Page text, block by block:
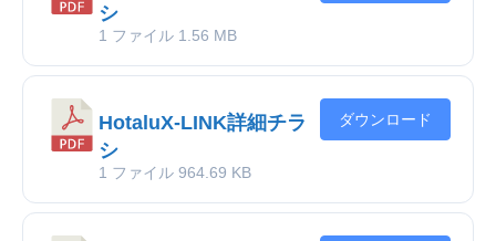
シ
1 ファイル 1.56 MB
HotaluX-LINK詳細チラ
シ
1 ファイル 964.69 KB
ダウンロード